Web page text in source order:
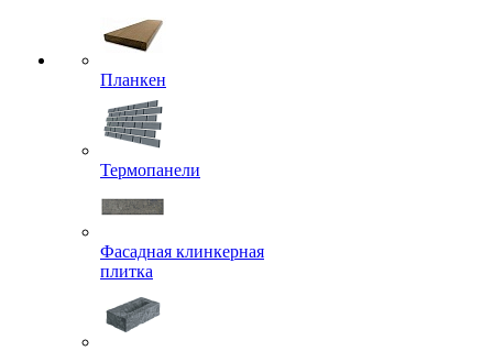
Планкен
Термопанели
Фасадная клинкерная
плитка